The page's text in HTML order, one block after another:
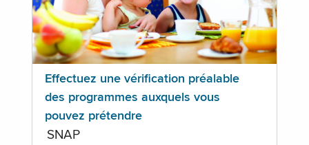
Effectuez une vérification préalable
des programmes auxquels vous
pouvez prétendre
SNAP